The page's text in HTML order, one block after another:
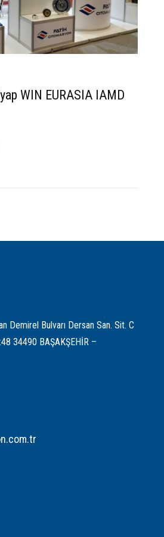
WIN EURASIA IAMD
Demirel Bulvarı Dersan San. Sit. C
34490 BAŞAKŞEHİR –